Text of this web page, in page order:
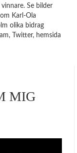
Se bilder
Karl-Ola
olika bidrag
Twitter, hemsida
MIG